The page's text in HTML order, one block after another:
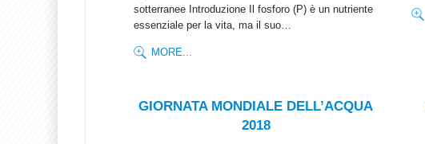
sotterranee Introduzione Il fosforo (P) è un nutriente
essenziale per la vita, ma il suo…
MORE...
GIORNATA MONDIALE DELL’ACQUA
2018